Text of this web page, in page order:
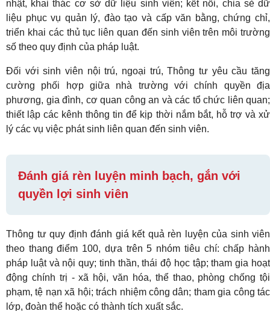
nhật, khai thác cơ sở dữ liệu sinh viên; kết nối, chia sẻ dữ
liệu phục vụ quản lý, đào tạo và cấp văn bằng, chứng chỉ,
triển khai các thủ tục liên quan đến sinh viên trên môi trường
số theo quy định của pháp luật.
Đối với sinh viên nội trú, ngoại trú, Thông tư yêu cầu tăng
cường phối hợp giữa nhà trường với chính quyền địa
phương, gia đình, cơ quan công an và các tổ chức liên quan;
thiết lập các kênh thông tin để kịp thời nắm bắt, hỗ trợ và xử
lý các vụ việc phát sinh liên quan đến sinh viên.
Đánh giá rèn luyện minh bạch, gắn với
quyền lợi sinh viên
Thông tư quy định đánh giá kết quả rèn luyện của sinh viên
theo thang điểm 100, dựa trên 5 nhóm tiêu chí: chấp hành
pháp luật và nội quy; tinh thần, thái độ học tập; tham gia hoạt
động chính trị - xã hội, văn hóa, thể thao, phòng chống tội
phạm, tệ nạn xã hội; trách nhiệm công dân; tham gia công tác
lớp, đoàn thể hoặc có thành tích xuất sắc.